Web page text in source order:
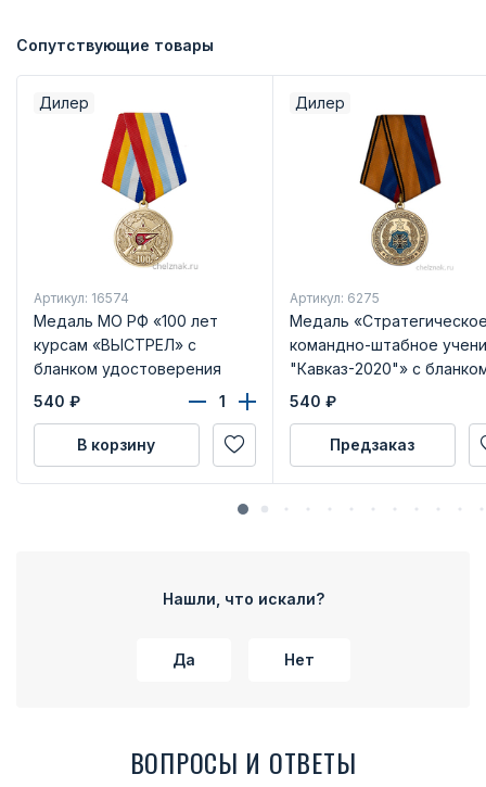
Сопутствующие товары
Дилер
Артикул: 16574
Медаль МО РФ «100 лет
курсам «ВЫСТРЕЛ» с
бланком удостоверения
540 ₽
В корзину
Дилер
Артикул: 6275
Медаль
командно-штабное
"Кавказ-2020"» с
удостоверения
540 ₽
Предзаказ
Нашли, что искали?
Да Нет
ВОПРОСЫ И ОТВЕТЫ